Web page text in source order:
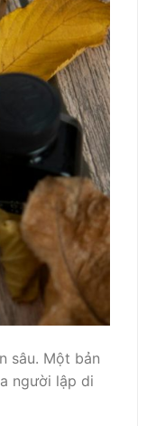
sâu. Một bản
người lập di